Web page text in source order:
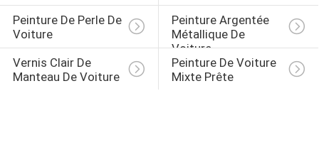
Peinture De Perle De
Voiture
Peinture Argentée
Métallique De
Voiture
Vernis Clair De
Manteau De Voiture
Peinture De Voiture
Mixte Prête